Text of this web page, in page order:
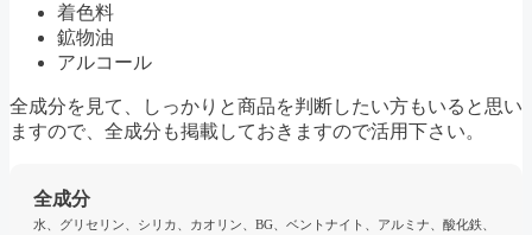
着色料
鉱物油
アルコール
全成分を見て、しっかりと商品を判断したい方もいると思い
ますので、全成分も掲載しておきますので活用下さい。
全成分
水、グリセリン、シリカ、カオリン、BG、ベントナイト、アルミナ、酸化鉄、